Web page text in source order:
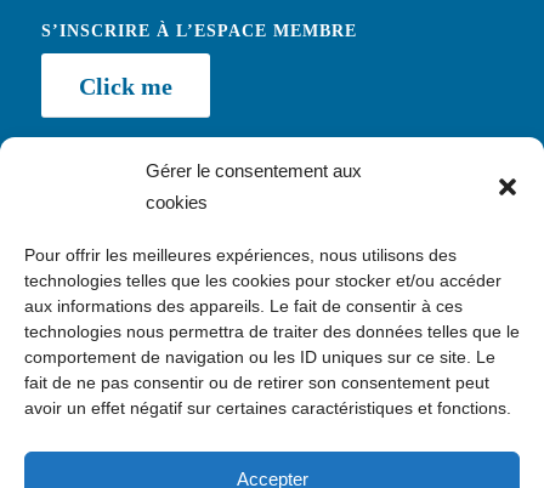
Gérer le consentement aux
cookies
Pour offrir les meilleures expériences, nous utilisons des
technologies telles que les cookies pour stocker et/ou accéder
aux informations des appareils. Le fait de consentir à ces
technologies nous permettra de traiter des données telles que le
comportement de navigation ou les ID uniques sur ce site. Le
fait de ne pas consentir ou de retirer son consentement peut
avoir un effet négatif sur certaines caractéristiques et fonctions.
Accepter
S’INSCRIRE À L’ESPACE MEMBRE
Click me
Inscription
c/o Kawaa, 24 avenue Daumesnil, 75012 Paris